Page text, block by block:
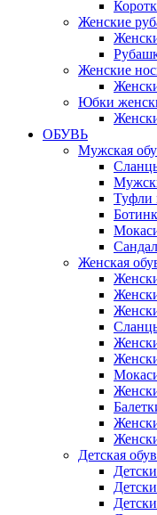
Женские
Женские
Юбки
ОБУВЬ
Мужская
Туфли
Женская
Детская